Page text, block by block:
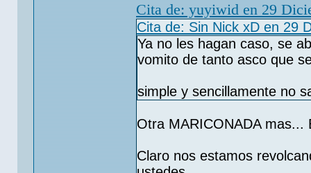
Cita de: yuyiwid en 29
Cita de: Sin Nick xD en 29
Ya no les hagan caso, se
vomito de tanto asco que
simple y sencillamente no
Otra MARICONADA
Claro nos estamos